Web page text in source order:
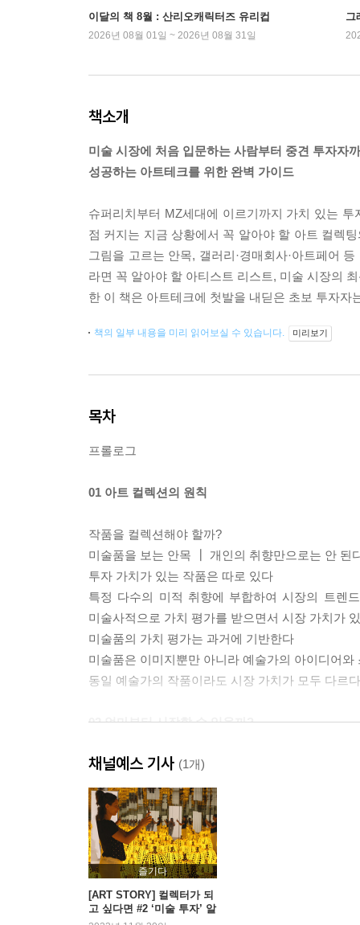
이달의 책 8월 : 산리오캐릭터즈 유리컵
2026년 08월 01일 ~ 2026년 08월 31일
그
책소개
미술 시장에 처음 입문하는 사람부터 중견 투자자
성공하는 아트테크를 위한 완벽 가이드
슈퍼리치부터 MZ세대에 이르기까지 가치 있는
점 커지는 지금 상황에서 꼭 알아야 할 아트 컬렉
그림을 고르는 안목, 갤러리·경매회사·아트페어
라면 꼭 알아야 할 아티스트 리스트, 미술 시장의
한 이 책은 아트테크에 첫발을 내딛은 초보 투자
책의 일부 내용을 미리 읽어보실 수 있습니다. 미리보기
목차
프롤로그
01 아트 컬렉션의 원칙
작품을 컬렉션해야 할까?
미술품을 보는 안목 ┃ 개인의 취향만으로는 안 된
투자 가치가 있는 작품은 따로 있다
특정 다수의 미적 취향에 부합하여 시장의 트렌
미술사적으로 가치 평가를 받으면서 시장 가치가
미술품의 가치 평가는 과거에 기반한다
미술품은 이미지뿐만 아니라 예술가의 아이디어와
동일 예술가의 작품이라도 시장 가치가 모두 다르다
02 얼마부터 시작할 수 있을까?
한두 달 치 월급으로 가능하다?
예산별 구입 가능한 작품군
구매가와 가격 상승률은 비례할까?
03 미술 시장의 구조와 미술품 가격의 결정 요인
미술 시장의 구조
갤러리(화랑) ┃ 경매회사 ┃ 아트페어 ┃ 온라인
채널예스 기사 (1개)
즐기다
[ART STORY] 컬렉터가 되
고 싶다면 #2 ‘미술 투자’ 알
아보기